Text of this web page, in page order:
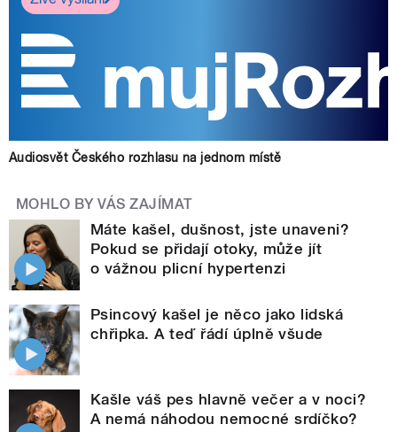
Audiosvět Českého rozhlasu na jednom místě
MOHLO BY VÁS ZAJÍMAT
Máte kašel, dušnost, jste unaveni?
Pokud se přidají otoky, může jít
o vážnou plicní hypertenzi
Psincový kašel je něco jako lidská
chřipka. A teď řádí úplně všude
Kašle váš pes hlavně večer a v noci?
A nemá náhodou nemocné srdíčko?